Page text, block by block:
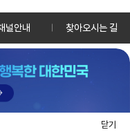
닫기
널안내 찾아오시는 길
한국정책방송원 KTV
Reserved.